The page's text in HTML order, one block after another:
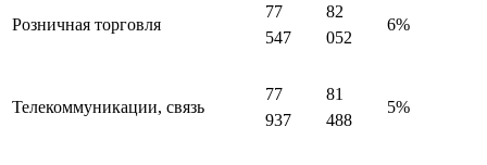
Розничная торговля
77
547
82
052
6%
Телекоммуникации, связь
77
937
81
488
5%